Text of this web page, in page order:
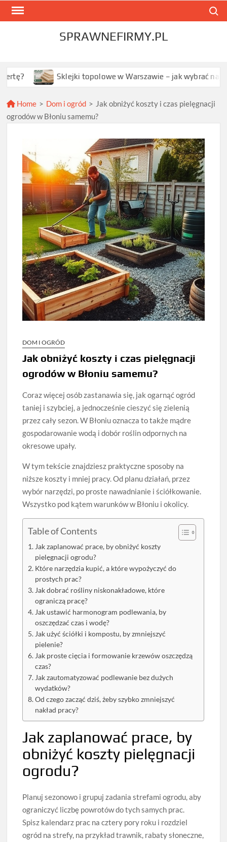
Skip
SPRAWNEFIRMY.PL
Sklejki topolowe w Warszawie – jak wybrać najlepszą
Home > Dom i ogród > Jak obniżyć koszty i czas pielęgnacji
ogrodów w Błoniu samemu?
DOM I OGRÓD
Jak obniżyć koszty i czas pielęgnacji
ogrodów w Błoniu samemu?
Coraz więcej osób zastanawia się, jak ogarnąć ogród
taniej i szybciej, a jednocześnie cieszyć się zielenią
przez cały sezon. W Błoniu oznacza to także mądre
gospodarowanie wodą i dobór roślin odpornych na
okresowe upały.
W tym tekście znajdziesz praktyczne sposoby na
niższe koszty i mniej pracy. Od planu działań, przez
wybór narzędzi, po proste nawadnianie i ściółkowanie.
Wszystko pod kątem warunków w Błoniu i okolicy.
Table of Contents
Jak zaplanować prace, by obniżyć koszty
pielęgnacji ogrodu?
Które narzędzia kupić, a które wypożyczyć do
prostych prac?
Jak dobrać rośliny niskonakładowe, które
ograniczą pracę?
Jak ustawić harmonogram podlewania, by
oszczędzać czas i wodę?
Jak użyć ściółki i kompostu, by zmniejszyć
pielenie?
Jak proste cięcia i formowanie krzewów oszczędzą
czas?
Jak zautomatyzować podlewanie bez dużych
wydatków?
Od czego zacząć dziś, żeby szybko zmniejszyć
nakład pracy?
Jak zaplanować prace, by
obniżyć koszty pielęgnacji
ogrodu?
Planuj sezonowo i grupuj zadania strefami ogrodu, aby
ograniczyć liczbę powrotów do tych samych prac.
Spisz kalendarz prac na cztery pory roku i rozdziel
ogród na strefy, na przykład trawnik, rabaty słoneczne,